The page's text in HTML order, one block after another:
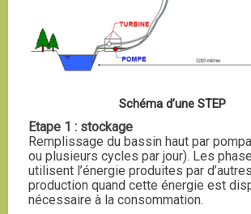
Schéma d’une STEP
Etape 1 : stockage
Remplissage du bassin haut par
ou plusieurs cycles par jour). Les
utilisent l’énergie produites par
production quand cette énergie est
nécessaire à la consommation.